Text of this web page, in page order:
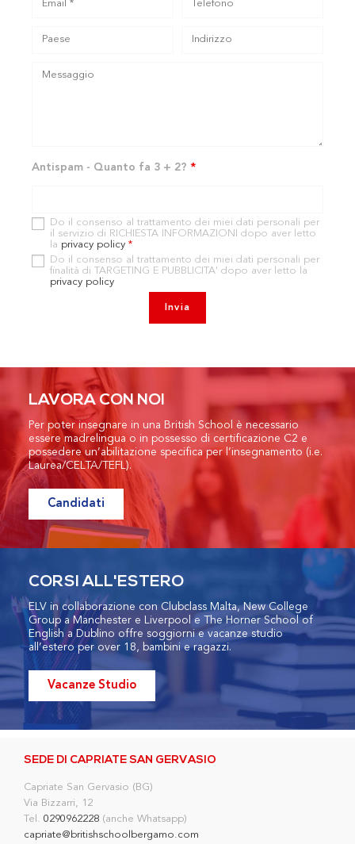
Antispam - Quanto fa 3 + 2? *
Do il consenso al trattamento dei miei dati personali per
il servizio di RICHIESTA INFORMAZIONI dopo aver letto
la privacy policy *
Do il consenso al trattamento dei miei dati personali per
finalità di TARGETING E PUBBLICITA' dopo aver letto la
privacy policy
LAVORA CON NOI
Per poter insegnare in una British School è necessario
essere madrelingua o in possesso di certificazione C2 e
possedere un’abilitazione specifica per l’insegnamento (i.e.
Laurea/CELTA/TEFL).
Candidati
CORSI ALL'ESTERO
ELV in collaborazione con Clubclass Malta, New College
Group a Manchester e Liverpool e The Horner School of
English a Dublino offre soggiorni e vacanze studio
all’estero per over 18, bambini e ragazzi.
Vacanze Studio
SEDE DI CAPRIATE SAN GERVASIO
Capriate San Gervasio (BG)
Via Bizzarri, 12
Tel. 0290962228 (anche Whatsapp)
capriate@britishschoolbergamo.com